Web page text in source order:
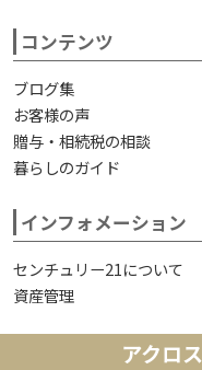
コンテンツ
ブログ集
お客様の声
贈与・相続税の相談
暮らしのガイド
インフォメーション
センチュリー21について
資産管理
アクロ